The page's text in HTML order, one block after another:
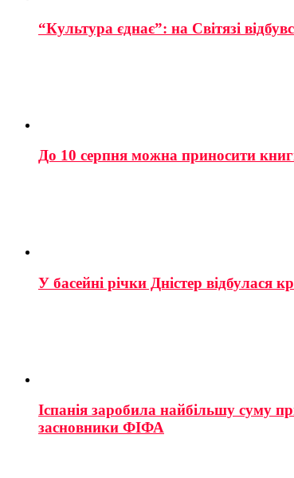
“Культура єднає”: на Світязі
До 10 серпня можна приносити
У басейні річки Дністер відбулася
Іспанія заробила найбільшу суму
засновники ФІФА